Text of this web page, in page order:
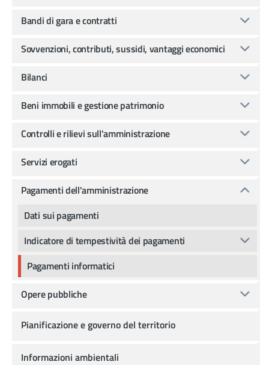
Bandi di gara e contratti
Sovvenzioni, contributi, sussidi, vantaggi economici
Bilanci
Beni immobili e gestione patrimonio
Controlli e rilievi sull'amministrazione
Servizi erogati
Pagamenti dell'amministrazione
Dati sui pagamenti
Indicatore di tempestività dei pagamenti
Pagamenti informatici
Opere pubbliche
Pianificazione e governo del territorio
Informazioni ambientali